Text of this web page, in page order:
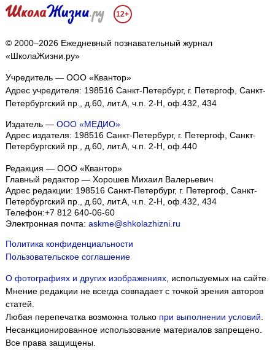
12+
© 2000–2026 Ежедневный познавательный журнал
«ШколаЖизни.ру»
Учредитель — ООО «Квантор»
Адрес учредителя: 198516 Санкт-Петербург, г. Петергоф, Санкт-
Петербургский пр., д.60, лит.А, ч.п. 2-Н, оф.432, 434
Издатель — ООО «МЕДИО»
Адрес издателя: 198516 Санкт-Петербург, г. Петергоф, Санкт-
Петербургский пр., д.60, лит.А, ч.п. 2-Н, оф.440
Редакция — ООО «Квантор»
Главный редактор — Хорошев Михаил Валерьевич
Адрес редакции: 198516 Санкт-Петербург, г. Петергоф Санкт-
Петербургский пр., д.60, лит.А, ч.п. 2-Н, оф.432, 434
Телефон:+7 812 640-06-60
Электронная почта: askme@shkolazhizni.ru
Политика конфиденциальности
Пользовательское соглашение
О фотографиях и других изображениях, используемых на сайте.
Мнение редакции не всегда совпадает с точкой зрения авторов
статей.
Любая перепечатка возможна только при выполнении условий
Несанкционированное использование материалов запрещено.
Все права защищены.